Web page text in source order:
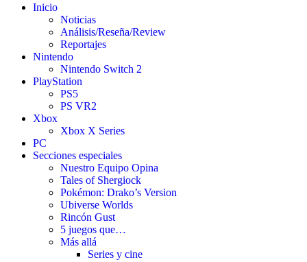
Inicio
Noticias
Análisis/Reseña/Review
Reportajes
Nintendo
Nintendo Switch 2
PlayStation
PS5
PS VR2
Xbox
Xbox X Series
PC
Secciones especiales
Nuestro Equipo Opina
Tales of Shergiock
Pokémon: Drako’s Version
Ubiverse Worlds
Rincón Gust
5 juegos que…
Más allá
Series y cine